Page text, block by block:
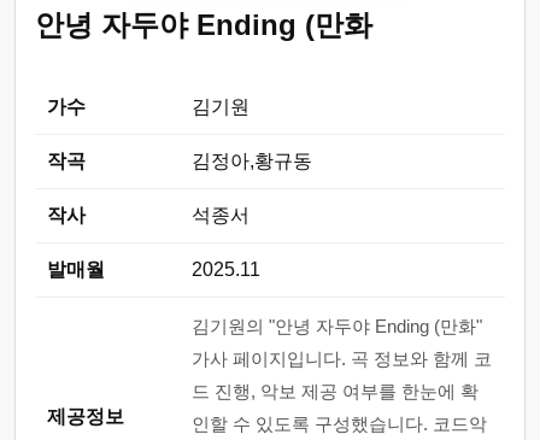
안녕 자두야 Ending (만화
가수 김기원
작곡 김정아,황규동
작사 석종서
발매월 2025.11
제공정보
김기원의 "안녕 자두야 Ending (만화"
가사 페이지입니다. 곡 정보와 함께 코
드 진행, 악보 제공 여부를 한눈에 확
인할 수 있도록 구성했습니다. 코드악